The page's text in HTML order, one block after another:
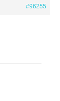
#96255